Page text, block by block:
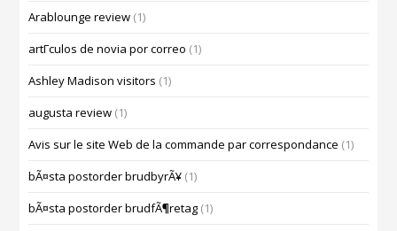
Arablounge review (1)
artГ­culos de novia por correo (1)
Ashley Madison visitors (1)
augusta review (1)
Avis sur le site Web de la commande par correspondance (1)
bÃ¤sta postorder brudbyrÃ¥ (1)
bÃ¤sta postorder brudfÃ¶retag (1)